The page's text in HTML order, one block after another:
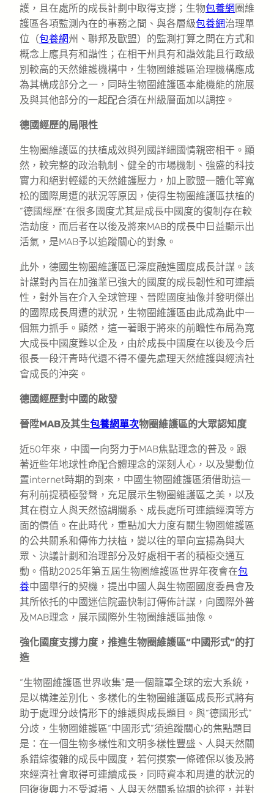
護，且在處所的成長計劃中取得支撐；生物包養網 圈維
護區各項監測內在的事務之間、與各層級包養網治理單
位（包養網州、聯邦及歐盟）的監測打算之間在方式和
概念上應具有和諧性；在相干州具有和諧效能且行政級
別較高的天然維護機構中，生物圈維護區治理機構應成
為其構成部分之一，同時生物圈維護區本能機能的施展
及與其他部分的一起配合須在州級層面加以調控。
德國經歷的局限性
生物圈維護區的扶植成效與列國詳細國情親密相干。顯
然，較完整的政治軌制、健全的市場機制、強盛的科技
實力和絕對輕緩的天然維護壓力，加上歐盟一體化等寬
松的國際周遭的狀況等原因，使得生物圈維護區扶植的
“德國經歷”在很多國度尤其是成長中國度的復制存在較
浩劫度，而后者在以後及將來MAB的成長中日益顯示出
活氣，是MAB予以追蹤關心的對象。
此外，德國生物圈維護區已深度融進國度成長計謀。該
計謀對內旨在加強業已強大的國度的成長韌性和可連續
性，對外旨在介入全球管理、晉陞國度抽像并發明傑出
的國際成長周遭的狀況，生物圈維護區由此成為此中一
個無力抓手。顯然，這一著眼于將來的前瞻性布局為寬
大成長中國度難以企及，由於成長中國度在以後及今后
很長一段汗青時代還不得不優先處理天然維護與經濟社
會成長的沖突。
德國經歷對中國的啟發
晉陞MAB及其生包養網單次物圈維護區的大眾認知度
近50年來，中國一向努力于MAB焦點理念的普及。跟
著近些年地球性命配合體理念的深刻人心，以及變動位
置internet時期的到來，中國生物圈維護區須借助這一
有利前提積極發聲，充足展示生物圈維護區之美，以及
其在樹立人與天然協調關系、成長處所可連續經濟等方
面的價值。在此時代，重點加大力度有關生物圈維護區
的公共關系和傳佈力扶植，變以往的單向宣揚為與大
眾、決議計劃和治理部分及好處相干者的積極交通互
動。借助2025年第五屆生物圈維護區世界年夜會在包
養中國舉行的契機，提出中國人與生物圈國度委員會及
其所依托的中國迷信院盡快制訂傳佈計謀，向國際外普
及MAB理念，展示國際外生物圈維護區抽像。
強化國度支撐力度，推進生物圈維護區“中國形式”的打
造
“生物圈維護區世界收集”是一個籠罩全球的宏大系統，
是以構建差別化、多樣化的生物圈維護區成長形式將有
助于處理分歧情形下的維護與成長題目。與“德國形式”
分歧，生物圈維護區“中國形式”須追蹤關心的焦點題目
是：在一個生物多樣性和文明多樣性豐盛、人與天然關
系錯綜復雜的成長中國度，若何摸索一條確保以後及將
來經濟社會取得可連續成長，同時資本和周遭的狀況的
回復復興力不受減損、人與天然關系協調的途徑，并對